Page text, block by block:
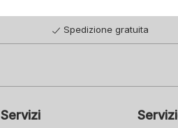
Spedizione gratuita
Servizi